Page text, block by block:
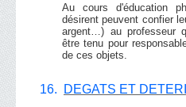
Au cours d'éducation
désirent peuvent confier
argent…) au professeur
être tenu pour
de ces objets.
16. DEGATS ET